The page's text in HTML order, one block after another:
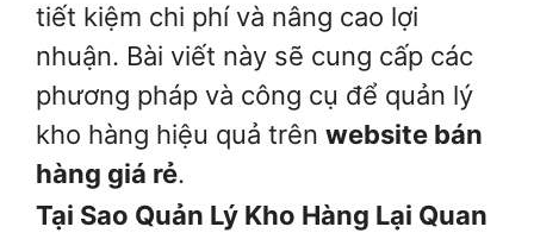
tiết kiệm chi phí và nâng cao lợi
nhuận. Bài viết này sẽ cung cấp các
phương pháp và công cụ để quản lý
kho hàng hiệu quả trên website bán
hàng giá rẻ.
Tại Sao Quản Lý Kho Hàng Lại Quan